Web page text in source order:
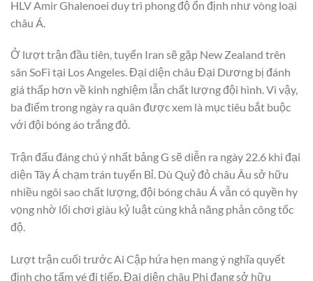
HLV Amir Ghalenoei duy trì phong độ ổn định như vòng loại
châu Á.
Ở lượt trận đầu tiên, tuyển Iran sẽ gặp New Zealand trên
sân SoFi tại Los Angeles. Đại diện châu Đại Dương bị đánh
giá thấp hơn về kinh nghiệm lẫn chất lượng đội hình. Vì vậy,
ba điểm trong ngày ra quân được xem là mục tiêu bắt buộc
với đội bóng áo trắng đỏ.
Trận đấu đáng chú ý nhất bảng G sẽ diễn ra ngày 22.6 khi đại
diện Tây Á chạm trán tuyển Bỉ. Dù Quỷ đỏ châu Âu sở hữu
nhiều ngôi sao chất lượng, đội bóng châu Á vẫn có quyền hy
vọng nhờ lối chơi giàu kỷ luật cùng khả năng phản công tốc
độ.
Lượt trận cuối trước Ai Cập hứa hẹn mang ý nghĩa quyết
định cho tấm vé đi tiếp. Đại diện châu Phi đang sở hữu